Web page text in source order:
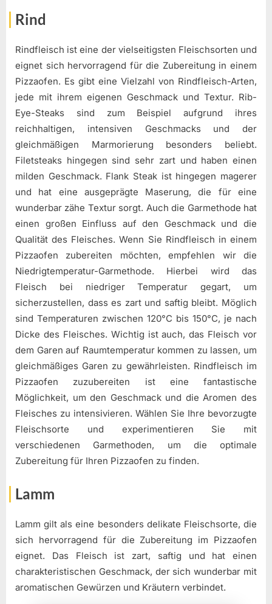
Rind
Rindfleisch ist eine der vielseitigsten Fleischsorten und
eignet sich hervorragend für die Zubereitung in einem
Pizzaofen. Es gibt eine Vielzahl von Rindfleisch-Arten,
jede mit ihrem eigenen Geschmack und Textur. Rib-
Eye-Steaks sind zum Beispiel aufgrund ihres
reichhaltigen, intensiven Geschmacks und der
gleichmäßigen Marmorierung besonders beliebt.
Filetsteaks hingegen sind sehr zart und haben einen
milden Geschmack. Flank Steak ist hingegen magerer
und hat eine ausgeprägte Maserung, die für eine
wunderbar zähe Textur sorgt. Auch die Garmethode hat
einen großen Einfluss auf den Geschmack und die
Qualität des Fleisches. Wenn Sie Rindfleisch in einem
Pizzaofen zubereiten möchten, empfehlen wir die
Niedrigtemperatur-Garmethode. Hierbei wird das
Fleisch bei niedriger Temperatur gegart, um
sicherzustellen, dass es zart und saftig bleibt. Möglich
sind Temperaturen zwischen 120°C bis 150°C, je nach
Dicke des Fleisches. Wichtig ist auch, das Fleisch vor
dem Garen auf Raumtemperatur kommen zu lassen, um
gleichmäßiges Garen zu gewährleisten. Rindfleisch im
Pizzaofen zuzubereiten ist eine fantastische
Möglichkeit, um den Geschmack und die Aromen des
Fleisches zu intensivieren. Wählen Sie Ihre bevorzugte
Fleischsorte und experimentieren Sie mit
verschiedenen Garmethoden, um die optimale
Zubereitung für Ihren Pizzaofen zu finden.
Lamm
Lamm gilt als eine besonders delikate Fleischsorte, die
sich hervorragend für die Zubereitung im Pizzaofen
eignet. Das Fleisch ist zart, saftig und hat einen
charakteristischen Geschmack, der sich wunderbar mit
aromatischen Gewürzen und Kräutern verbindet.